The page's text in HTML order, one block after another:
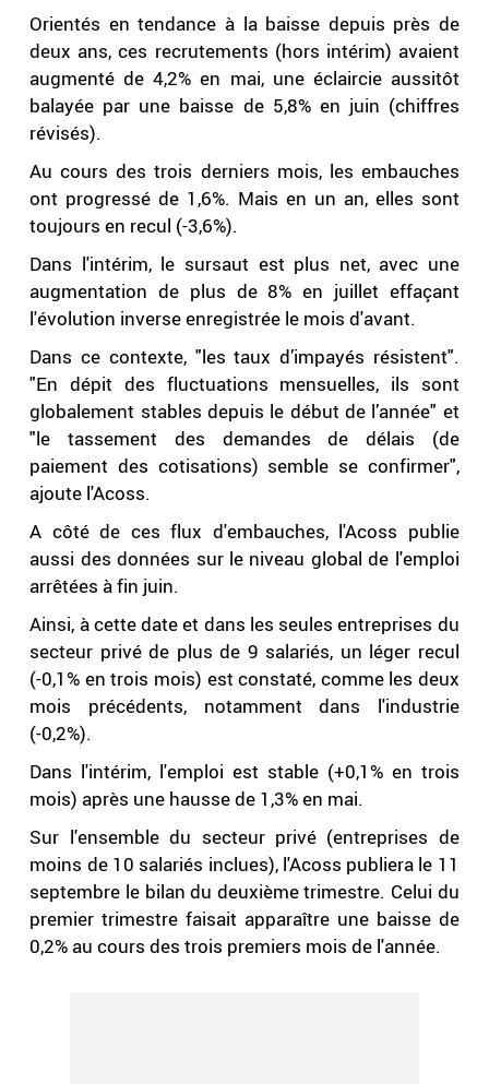
Orientés en tendance à la baisse depuis près de
deux ans, ces recrutements (hors intérim) avaient
augmenté de 4,2% en mai, une éclaircie aussitôt
balayée par une baisse de 5,8% en juin (chiffres
révisés).
Au cours des trois derniers mois, les embauches
ont progressé de 1,6%. Mais en un an, elles sont
toujours en recul (-3,6%).
Dans l'intérim, le sursaut est plus net, avec une
augmentation de plus de 8% en juillet effaçant
l'évolution inverse enregistrée le mois d'avant.
Dans ce contexte, "les taux d’impayés résistent".
"En dépit des fluctuations mensuelles, ils sont
globalement stables depuis le début de l’année" et
"le tassement des demandes de délais (de
paiement des cotisations) semble se confirmer",
ajoute l'Acoss.
A côté de ces flux d'embauches, l'Acoss publie
aussi des données sur le niveau global de l'emploi
arrêtées à fin juin.
Ainsi, à cette date et dans les seules entreprises du
secteur privé de plus de 9 salariés, un léger recul
(-0,1% en trois mois) est constaté, comme les deux
mois précédents, notamment dans l'industrie
(-0,2%).
Dans l'intérim, l'emploi est stable (+0,1% en trois
mois) après une hausse de 1,3% en mai.
Sur l'ensemble du secteur privé (entreprises de
moins de 10 salariés inclues), l'Acoss publiera le 11
septembre le bilan du deuxième trimestre. Celui du
premier trimestre faisait apparaître une baisse de
0,2% au cours des trois premiers mois de l'année.